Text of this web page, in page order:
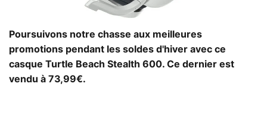
Poursuivons notre chasse aux meilleures
promotions pendant les soldes d'hiver avec ce
casque Turtle Beach Stealth 600. Ce dernier est
vendu à 73,99€.